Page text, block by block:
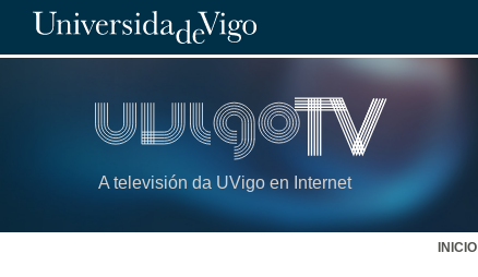
A televisión da UVigo en Internet
INICIO